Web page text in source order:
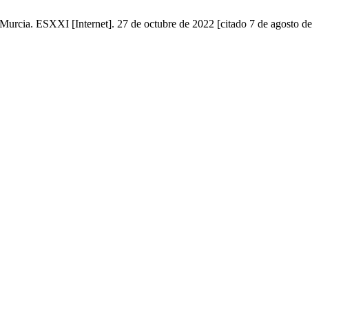
ESXXI [Internet]. 27 de octubre de 2022 [citado 7 de agosto de